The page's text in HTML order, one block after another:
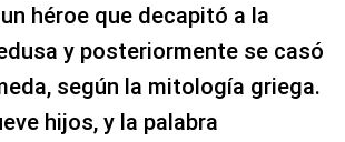
héroe que decapitó a la
y posteriormente se casó
según la mitología griega.
hijos, y la palabra